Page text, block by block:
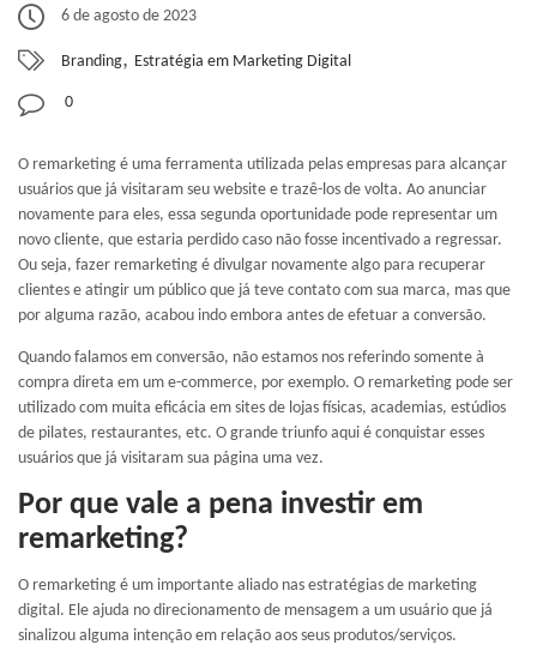
6 de agosto de 2023
Branding, Estratégia em Marketing Digital
0
O remarketing é uma ferramenta utilizada pelas empresas para alcançar
usuários que já visitaram seu website e trazê-los de volta. Ao anunciar
novamente para eles, essa segunda oportunidade pode representar um
novo cliente, que estaria perdido caso não fosse incentivado a regressar.
Ou seja, fazer remarketing é divulgar novamente algo para recuperar
clientes e atingir um público que já teve contato com sua marca, mas que
por alguma razão, acabou indo embora antes de efetuar a conversão.
Quando falamos em conversão, não estamos nos referindo somente à
compra direta em um e-commerce, por exemplo. O remarketing pode ser
utilizado com muita eficácia em sites de lojas físicas, academias, estúdios
de pilates, restaurantes, etc. O grande triunfo aqui é conquistar esses
usuários que já visitaram sua página uma vez.
Por que vale a pena investir em
remarketing?
O remarketing é um importante aliado nas estratégias de marketing
digital. Ele ajuda no direcionamento de mensagem a um usuário que já
sinalizou alguma intenção em relação aos seus produtos/serviços.